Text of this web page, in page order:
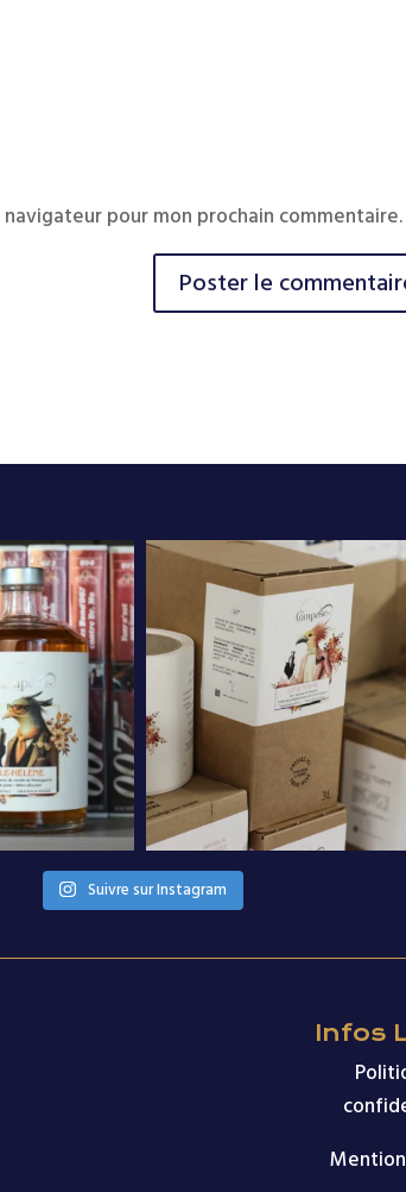
pour mon prochain commentaire.
Suivre sur Instagram
Infos